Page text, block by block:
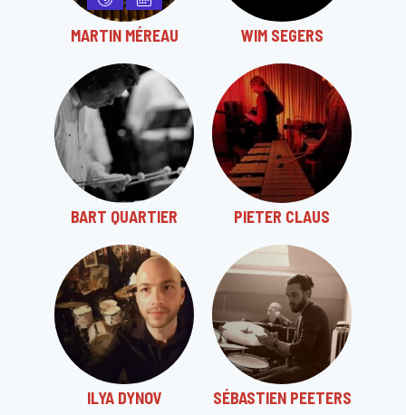
MARTIN MÉREAU WIM SEGERS
BART QUARTIER PIETER CLAUS
ILYA DYNOV SÉBASTIEN PEETERS